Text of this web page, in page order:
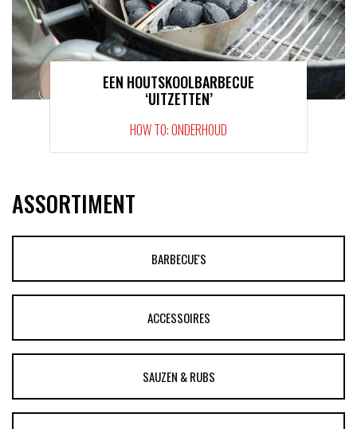
EEN HOUTSKOOLBARBECUE
‘UITZETTEN’
HOW TO: ONDERHOUD
ASSORTIMENT
BARBECUE'S
ACCESSOIRES
SAUZEN & RUBS